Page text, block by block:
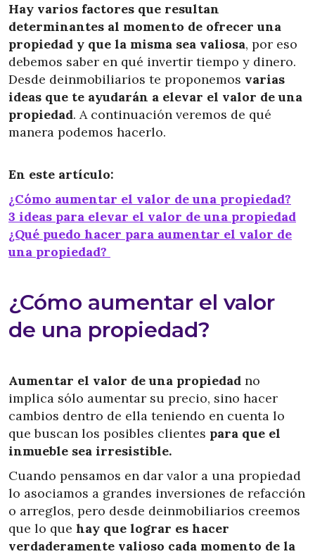
Hay varios factores que resultan
determinantes al momento de ofrecer una
propiedad y que la misma sea valiosa, por eso
debemos saber en qué invertir tiempo y dinero.
Desde deinmobiliarios te proponemos varias
ideas que te ayudarán a elevar el valor de una
propiedad. A continuación veremos de qué
manera podemos hacerlo.
En este artículo:
¿Cómo aumentar el valor de una propiedad?
3 ideas para elevar el valor de una propiedad
¿Qué puedo hacer para aumentar el valor de
una propiedad?
¿Cómo aumentar el valor
de una propiedad?
Aumentar el valor de una propiedad no
implica sólo aumentar su precio, sino hacer
cambios dentro de ella teniendo en cuenta lo
que buscan los posibles clientes para que el
inmueble sea irresistible.
Cuando pensamos en dar valor a una propiedad
lo asociamos a grandes inversiones de refacción
o arreglos, pero desde deinmobiliarios creemos
que lo que hay que lograr es hacer
verdaderamente valioso cada momento de la